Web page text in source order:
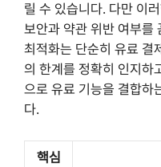
릴 수 있습니다. 다만 이
보안과 약관 위반 여부를
최적화는 단순히 유료 결
의 한계를 정확히 인지하
으로 유료 기능을 결합하
다.
핵심